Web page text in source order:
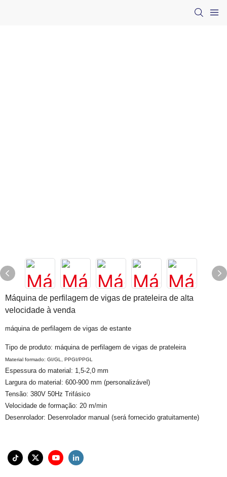
Máquina de perfilagem de vigas de prateleira de alta
velocidade à venda
máquina de perfilagem de vigas de estante
Tipo de produto: máquina de perfilagem de vigas de prateleira
Material formado: GI/GL, PPGI/PPGL
Espessura do material: 1,5-2,0 mm
Largura do material: 600-900 mm (personalizável)
Tensão: 380V 50Hz Trifásico
Velocidade de formação: 20 m/min
Desenrolador: Desenrolador manual (será fornecido gratuitamente)